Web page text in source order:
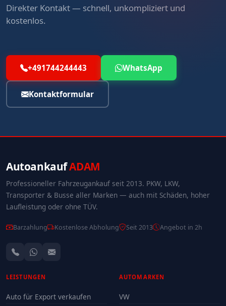
Direkter Kontakt — schnell, unkompliziert und
kostenlos.
+491744244443 WhatsApp
Kontaktformular
AutoankaufADAM
Professioneller Fahrzeugankauf seit 2013. PKW, LKW,
Transporter & Busse aller Marken — auch mit Schäden, hoher
Laufleistung oder ohne TÜV.
Barzahlung Kostenlose Abholung Seit 2013 Angebot in 2h
LEISTUNGEN
Auto für Export verkaufen
AUTOMARKEN
VW